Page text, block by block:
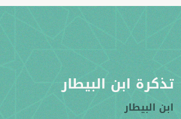
تذكرة ابن البيطار
ابن البيطار